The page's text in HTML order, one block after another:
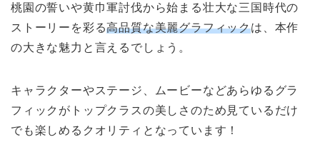
桃園の誓いや黄巾軍討伐から始まる壮大な三国時代の
ストーリーを彩る高品質な美麗グラフィックは、本作
の大きな魅力と言えるでしょう。
キャラクターやステージ、ムービーなどあらゆるグラ
フィックがトップクラスの美しさのため見ているだけ
でも楽しめるクオリティとなっています！